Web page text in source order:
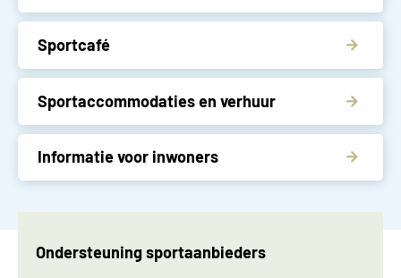
Sportcafé
Sportaccommodaties en verhuur
Informatie voor inwoners
Ondersteuning sportaanbieders